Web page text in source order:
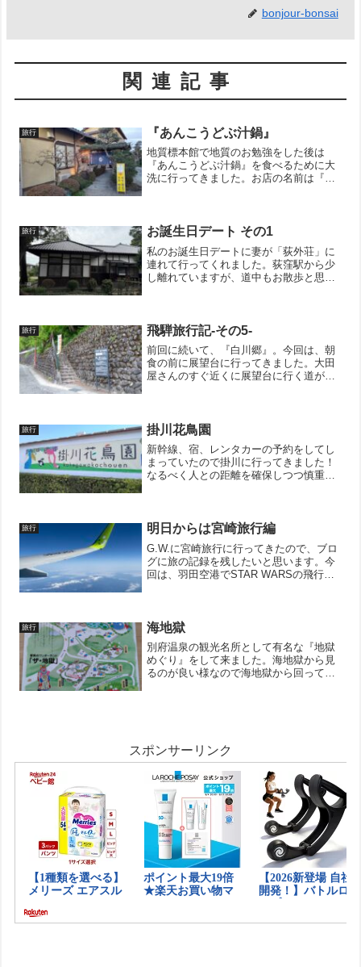
bonjour-bonsai
関連記事
旅行 『あんこうどぶ汁鍋』
地質標本館で地質のお勉強をした後は
『あんこうどぶ汁鍋』を食べるために大
洗に行ってきました。お店の名前は『味
ありません。地...
旅行 お誕生日デート その1
私のお誕生日デートに妻が「荻外荘」に
連れて行ってくれました。荻窪駅から少
し離れていますが、道中もお散歩と思え
お金を払えば建物の中も見...
旅行 飛騨旅行記-その5-
前回に続いて、『白川郷』。今回は、朝
食の前に展望台に行ってきました。大田
屋さんのすぐ近くに展望台に行く道があ
たが、スニーカーで十分で...
旅行 掛川花鳥園
新幹線、宿、レンタカーの予約をしてし
まっていたので掛川に行ってきました！
なるべく人との距離を確保しつつ慎重に
つつも、園内は...
旅行 明日からは宮崎旅行編
G.W.に宮崎旅行に行ってきたので、ブロ
グに旅の記録を残したいと思います。今
回は、羽田空港でSTAR WARSの飛行機
す。 ポチッと...
旅行 海地獄
別府温泉の観光名所として有名な『地獄
めぐり』をして来ました。海地獄から見
るのが良い様なので海地獄から回ってい
スポンサーリンク